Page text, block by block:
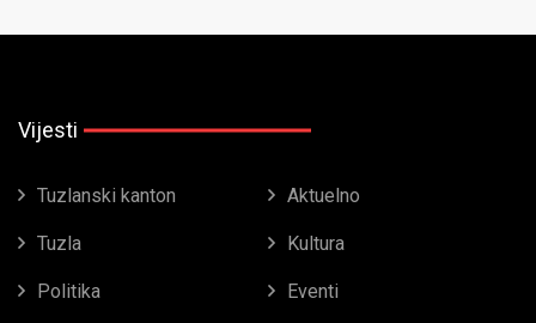
Vijesti
Tuzlanski kanton Aktuelno
Tuzla Kultura
Politika Eventi